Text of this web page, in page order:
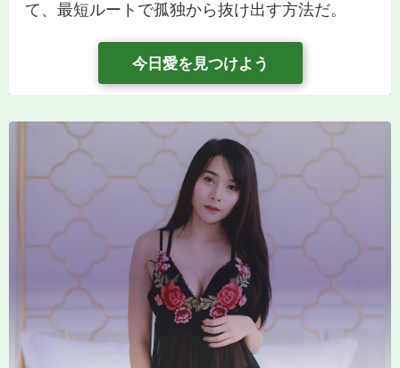
て、最短ルートで孤独から抜け出す方法だ。
今日愛を見つけよう